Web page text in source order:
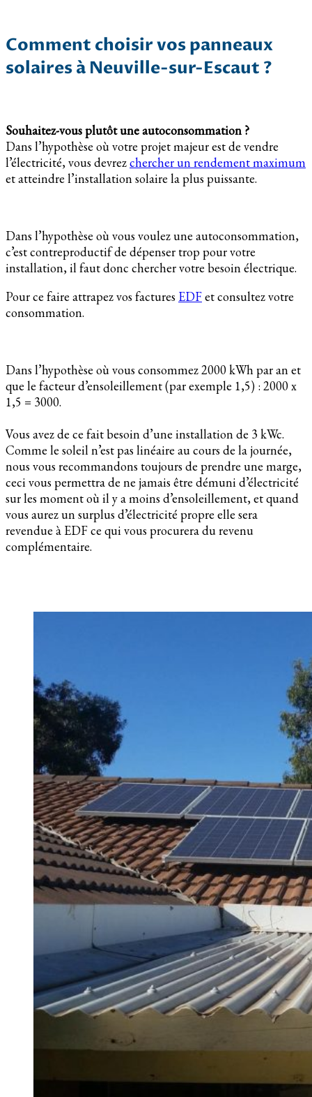
Comment choisir vos panneaux
solaires à Neuville-sur-Escaut ?
Souhaitez-vous plutôt une autoconsommation ?
Dans l’hypothèse où votre projet majeur est de vendre
l’électricité, vous devrezchercher un rendement maximum
et atteindre l’installation solaire la plus puissante.
Dans l’hypothèse où vous voulez une autoconsommation,
c’est contreproductif de dépenser trop pour votre
installation, il faut donc chercher votre besoin électrique.
Pour ce faire attrapez vos factures EDFet consultez votre
consommation.
Dans l’hypothèse où vous consommez 2000 kWh par an et
que le facteur d’ensoleillement (par exemple 1,5) : 2000 x
1,5 = 3000.
Vous avez de ce fait besoin d’une installation de 3 kWc.
Comme le soleil n’est pas linéaire au cours de la journée,
nous vous recommandons toujours de prendre une marge,
ceci vous permettra de ne jamais être démuni d’électricité
sur les moment où il y a moins d’ensoleillement, et quand
vous aurez un surplus d’électricité propre elle sera
revendue à EDF ce qui vous procurera du revenu
complémentaire.